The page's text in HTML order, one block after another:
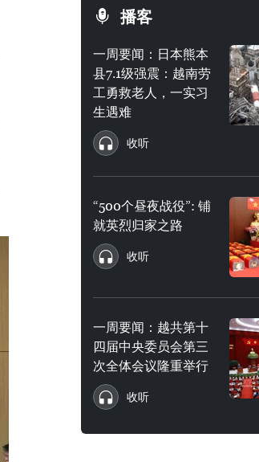
播客
一周要闻：日本熊本
县7.1级强震：越南劳
工勇救老人，一实习
生遇难
收听
“500个昼夜战役”: 铺
就英烈归家之路
收听
一周要闻：越共第十
四届中央委员会第三
次全体会议隆重举行
收听